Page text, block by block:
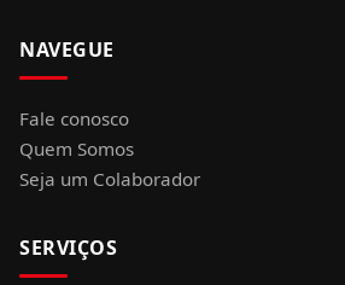
NAVEGUE
Fale conosco
Quem Somos
Seja um Colaborador
SERVIÇOS